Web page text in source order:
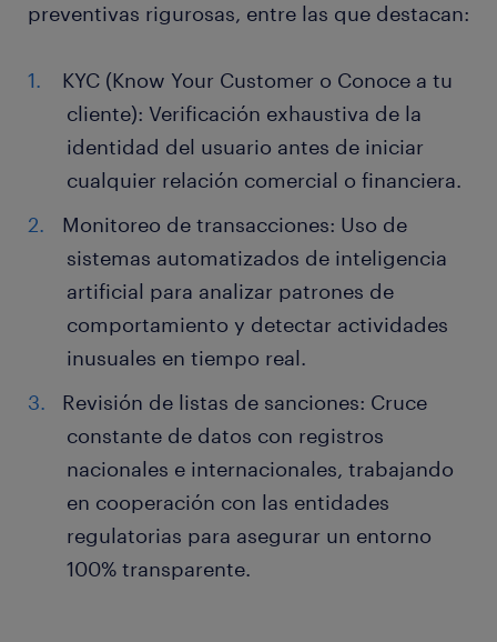
preventivas rigurosas, entre las que destacan:
KYC (Know Your Customer o Conoce a tu
cliente): Verificación exhaustiva de la
identidad del usuario antes de iniciar
cualquier relación comercial o financiera.
Monitoreo de transacciones: Uso de
sistemas automatizados de inteligencia
artificial para analizar patrones de
comportamiento y detectar actividades
inusuales en tiempo real.
Revisión de listas de sanciones: Cruce
constante de datos con registros
nacionales e internacionales, trabajando
en cooperación con las entidades
regulatorias para asegurar un entorno
100% transparente.